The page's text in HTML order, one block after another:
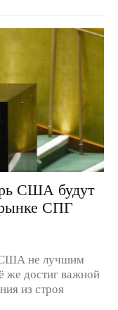
США будут
СПГ
США не лучшим
же достиг важной
из строя